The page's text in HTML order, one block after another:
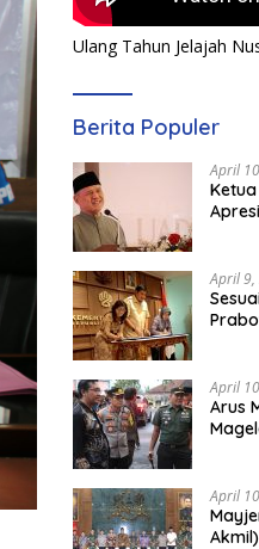
Ulang Tahun Jelajah
Berita Populer
April
April
April
Arus
April